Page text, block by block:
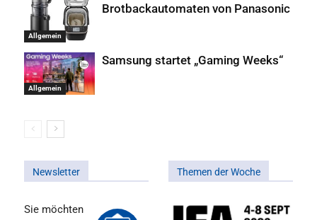
Allgemein
Brotbackautomaten von Panasonic
Allgemein
Samsung startet „Gaming Weeks“
Newsletter
Sie möchten
Themen der Woche